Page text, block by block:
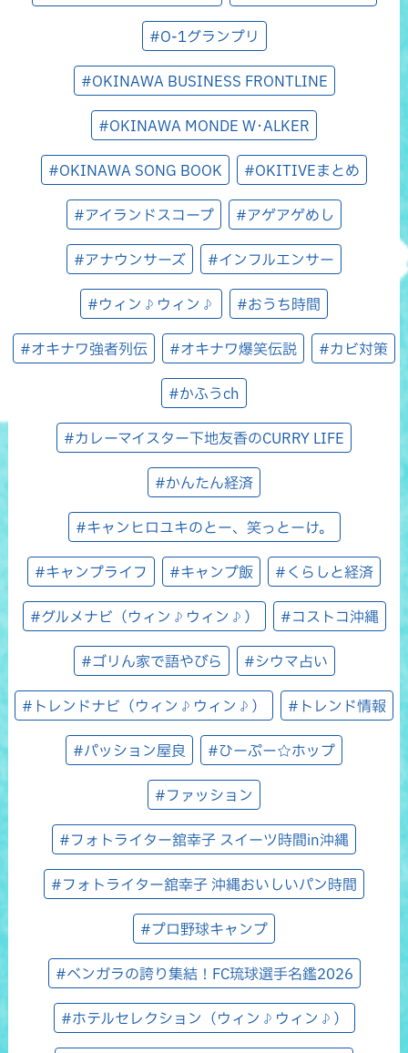
#O-1グランプリ
#OKINAWA BUSINESS FRONTLINE
#OKINAWA MONDE W･ALKER
#OKINAWA SONG BOOK #OKITIVEまとめ
#アイランドスコープ #アゲアゲめし
#アナウンサーズ #インフルエンサー
#ウィン♪ウィン♪ #おうち時間
#オキナワ強者列伝 #オキナワ爆笑伝説 #カビ対策
#かふうch
#カレーマイスター下地友香のCURRY LIFE
#かんたん経済
#キャンヒロユキのとー、笑っとーけ。
#キャンプライフ #キャンプ飯 #くらしと経済
#グルメナビ（ウィン♪ウィン♪） #コストコ沖縄
#ゴリん家で語やびら #シウマ占い
#トレンドナビ（ウィン♪ウィン♪） #トレンド情報
#パッション屋良 #ひーぷー☆ホップ
#ファッション
#フォトライター舘幸子 スイーツ時間in沖縄
#フォトライター舘幸子 沖縄おいしいパン時間
#プロ野球キャンプ
#ベンガラの誇り集結！FC琉球選手名鑑2026
#ホテルセレクション（ウィン♪ウィン♪）